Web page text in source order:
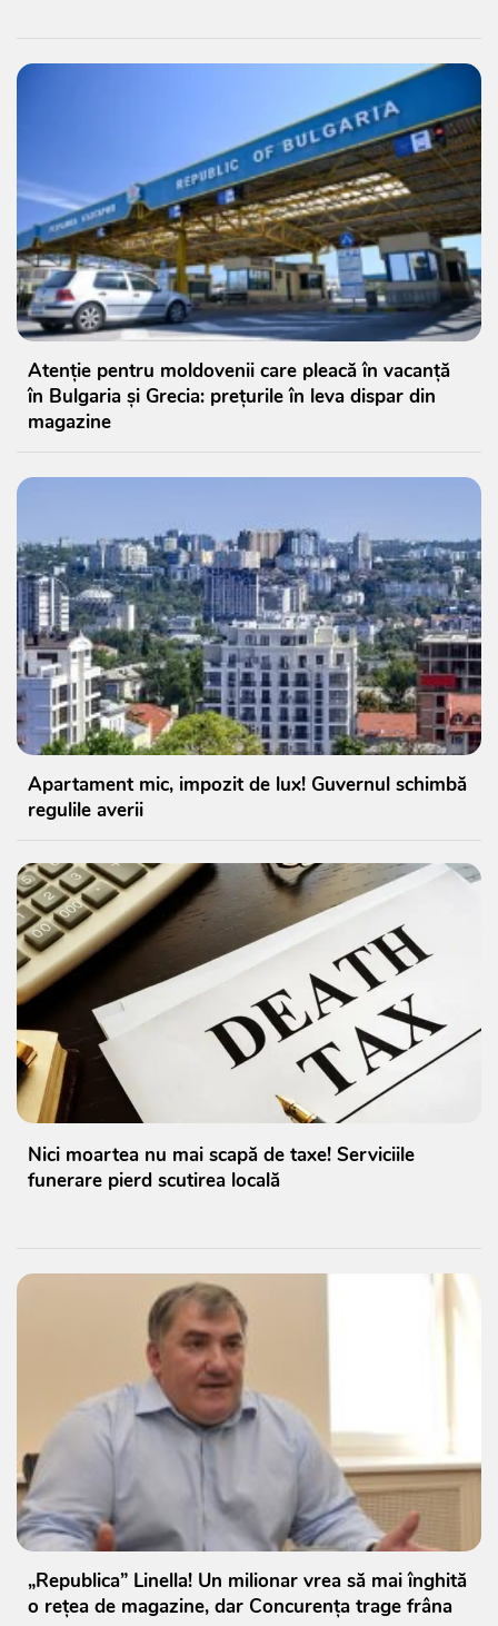
Atenție pentru moldovenii care pleacă în vacanță
în Bulgaria și Grecia: prețurile în leva dispar din
magazine
Apartament mic, impozit de lux! Guvernul schimbă
regulile averii
Nici moartea nu mai scapă de taxe! Serviciile
funerare pierd scutirea locală
„Republica” Linella! Un milionar vrea să mai înghită
o rețea de magazine, dar Concurența trage frâna